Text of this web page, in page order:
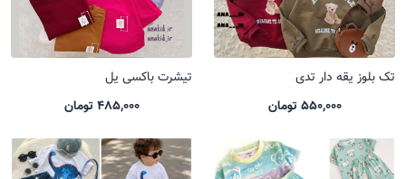
تک بلوز یقه دار تدی
550,000 تومان
تیشرت باکسی یل
485,000 تومان